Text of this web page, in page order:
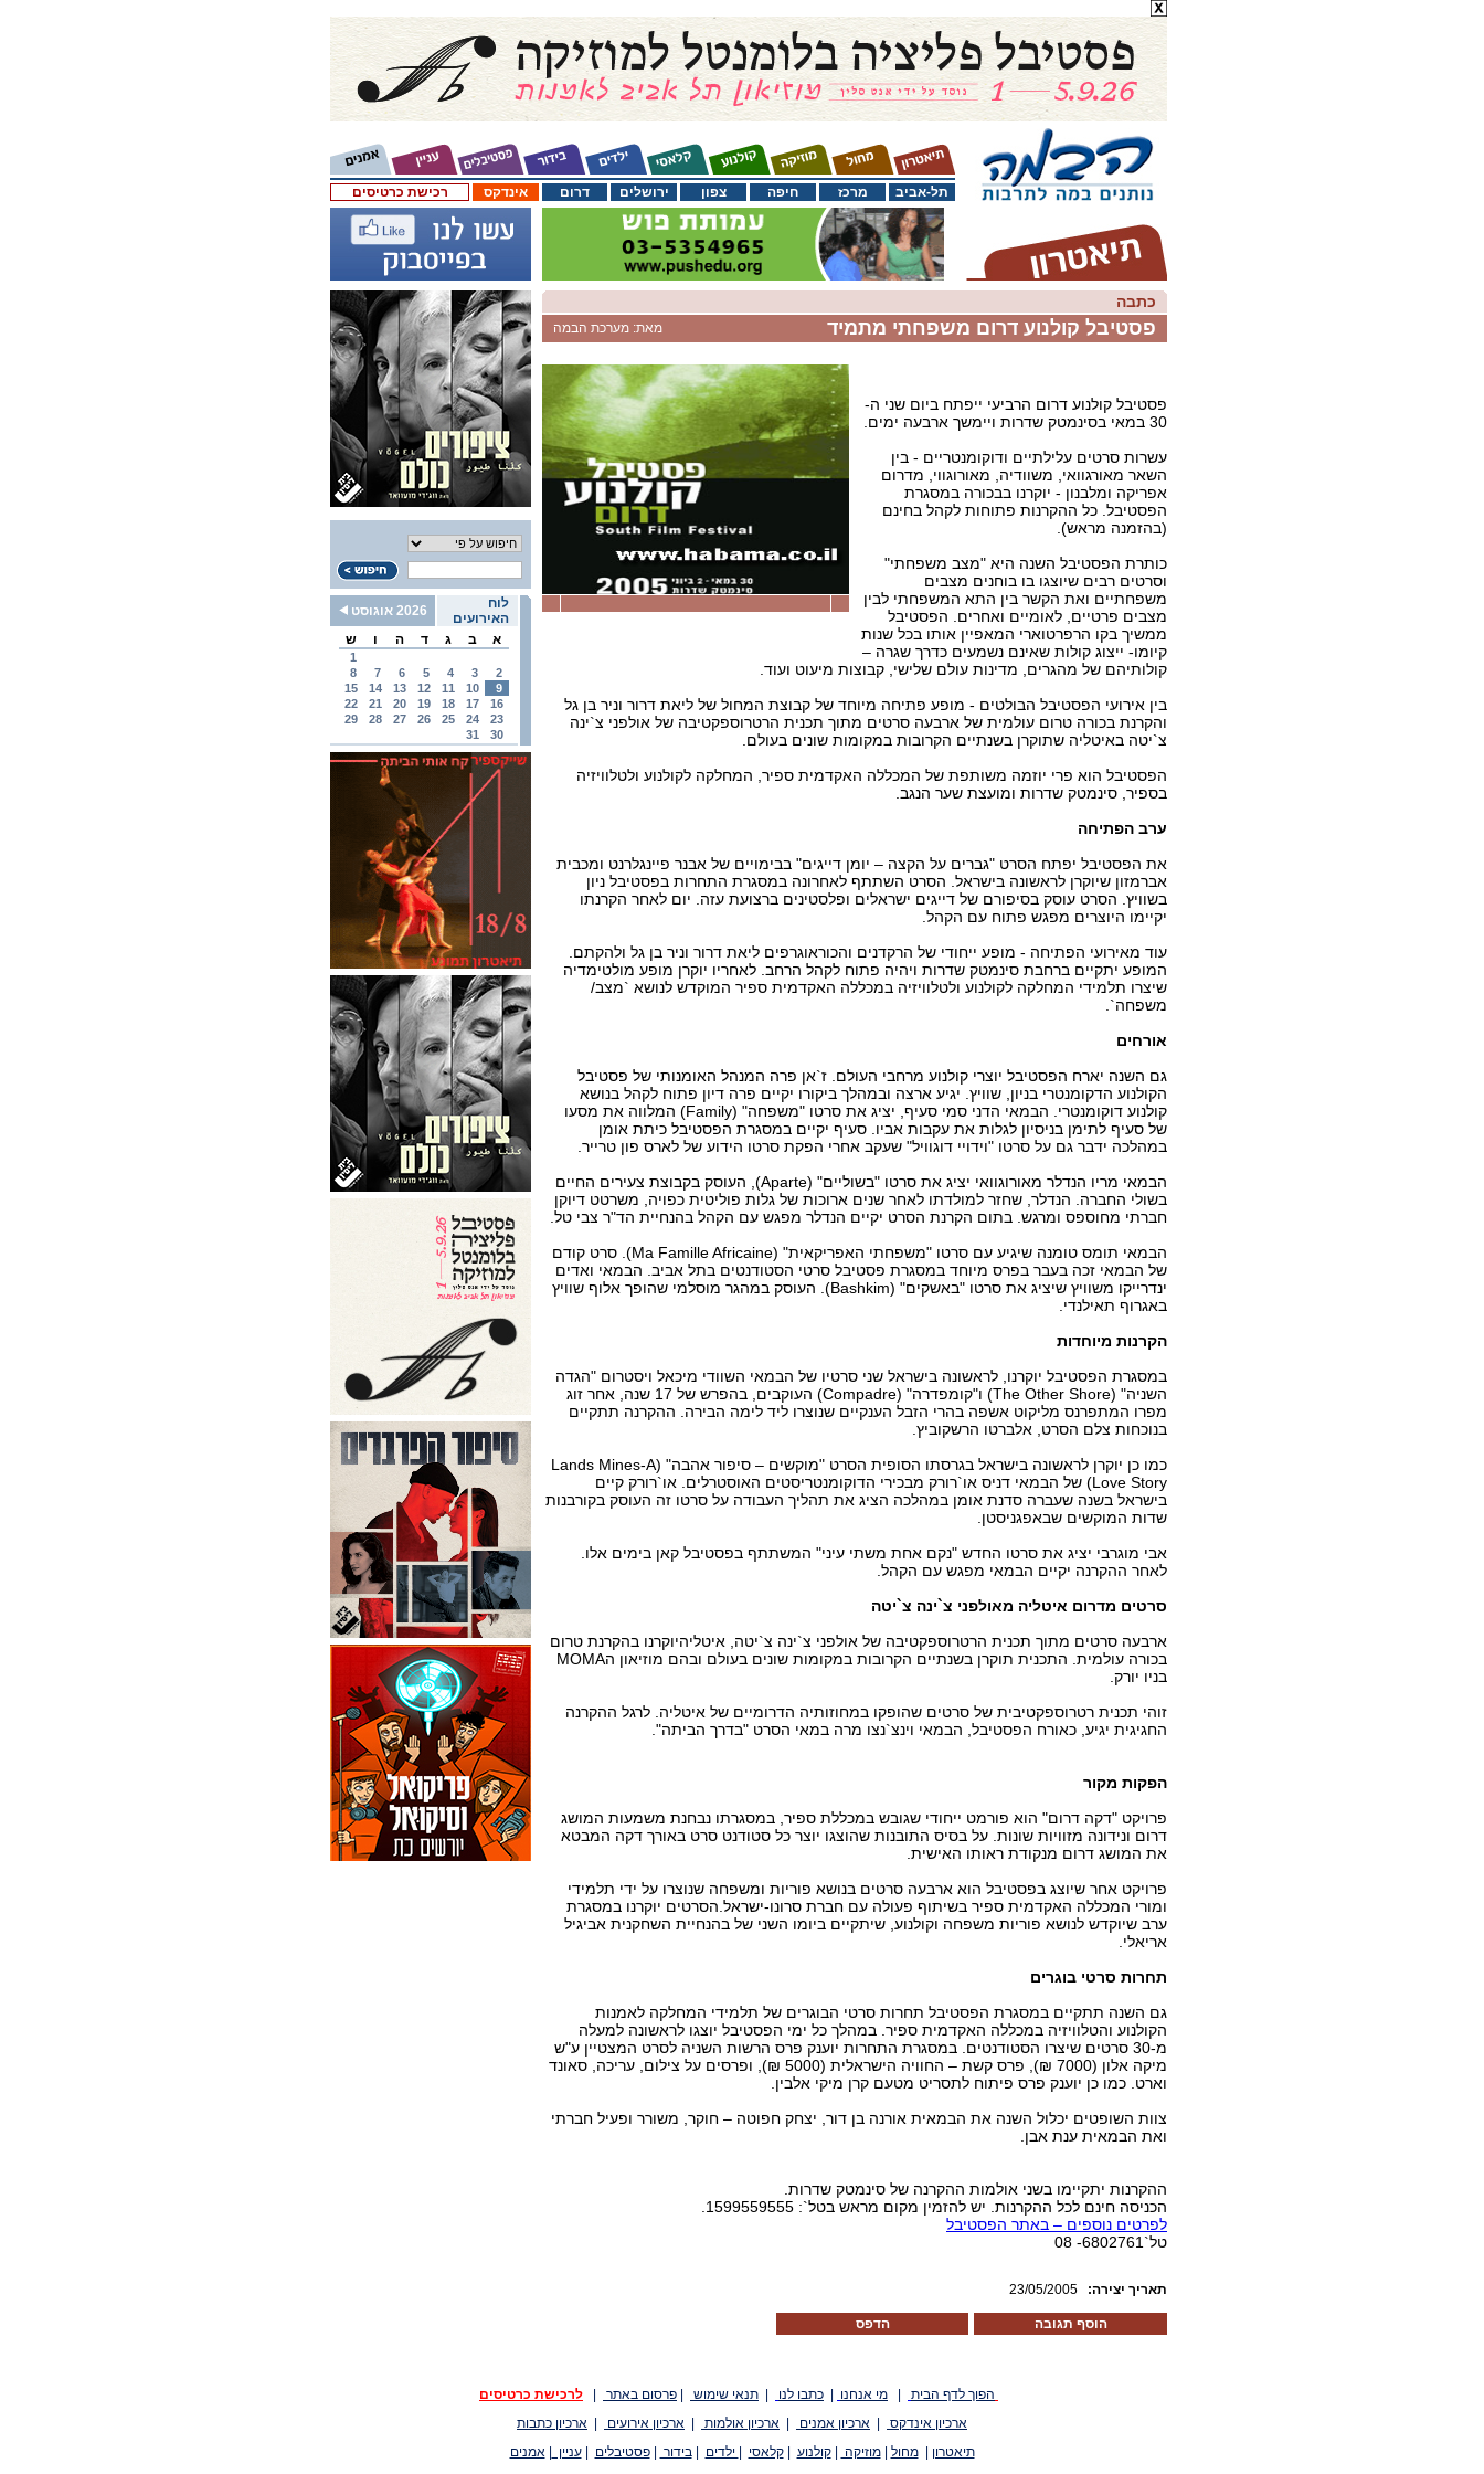
רכישת כרטיסים אינדקס דרום ירושלים צפון חיפה מרכז תל-אביב
לוח
האירועים
2026 אוגוסט
א
ב ג ד ה ו ש
1
2
3
4
5
6
7
8
9
10
11
12
13
14
15
16
17
18
19
20
21
22
23
24
25
26
27
28
29
30
31
כתבה
מאת: מערכת הבמה פסטיבל קולנוע דרום משפחתי מתמיד
פסטיבל קולנוע דרום הרביעי ייפתח ביום שני ה-
30 במאי בסינמטק שדרות ויימשך ארבעה ימים.
עשרות סרטים עלילתיים ודוקומנטריים - בין
השאר מאורגוואי, משוודיה, מאורוגווי, מדרום
אפריקה ומלבנון - יוקרנו בבכורה במסגרת
הפסטיבל. כל ההקרנות פתוחות לקהל בחינם
(בהזמנה מראש).
כותרת הפסטיבל השנה היא "מצב משפחתי"
וסרטים רבים שיוצגו בו בוחנים מצבים
משפחתיים ואת הקשר בין התא המשפחתי לבין
מצבים פרטיים, לאומיים ואחרים. הפסטיבל
ממשיך בקו הרפרטוארי המאפיין אותו בכל שנות
קיומו- ייצוג קולות שאינם נשמעים כדרך שגרה –
קולותיהם של מהגרים, מדינות עולם שלישי, קבוצות מיעוט ועוד.
בין אירועי הפסטיבל הבולטים - מופע פתיחה מיוחד של קבוצת המחול של ליאת דרור וניר בן גל
והקרנת בכורה טרום עולמית של ארבעה סרטים מתוך תכנית הרטרוספקטיבה של אולפני צ`ינה
צ`יטה באיטליה שתוקרן בשנתיים הקרובות במקומות שונים בעולם.
הפסטיבל הוא פרי יוזמה משותפת של המכללה האקדמית ספיר, המחלקה לקולנוע ולטלוויזיה
בספיר, סינמטק שדרות ומועצת שער הנגב.
ערב הפתיחה
את הפסטיבל יפתח הסרט "גברים על הקצה – יומן דייגים" בבימויים של אבנר פיינגלרנט ומכבית
אברמזון שיוקרן לראשונה בישראל. הסרט השתתף לאחרונה במסגרת התחרות בפסטיבל ניון
בשוויץ. הסרט עוסק בסיפורם של דייגים ישראלים ופלסטינים ברצועת עזה. יום לאחר הקרנתו
יקיימו היוצרים מפגש פתוח עם הקהל.
עוד מאירועי הפתיחה - מופע ייחודי של הרקדנים והכוראוגרפים ליאת דרור וניר בן גל ולהקתם.
המופע יתקיים ברחבת סינמטק שדרות ויהיה פתוח לקהל הרחב. לאחריו יוקרן מופע מולטימדיה
שיצרו תלמידי המחלקה לקולנוע ולטלוויזיה במכללה האקדמית ספיר המוקדש לנושא `מצב/
משפחה`.
אורחים
גם השנה יארח הפסטיבל יוצרי קולנוע מרחבי העולם. ז`אן פרה המנהל האומנותי של פסטיבל
הקולנוע הדקומנטרי בניון, שוויץ. יגיע ארצה ובמהלך ביקורו יקיים פרה דיון פתוח לקהל בנושא
קולנוע דוקומנטרי. הבמאי הדני סמי סעיף, יציג את סרטו "משפחה" (Family) המלווה את מסעו
של סעיף לתימן בניסיון לגלות את עקבות אביו. סעיף יקיים במסגרת הפסטיבל כיתת אומן
במהלכה ידבר גם על סרטו "וידויי דוגוויל" שעקב אחרי הפקת סרטו הידוע של לארס פון טרייר.
הבמאי מריו הנדלר מאורוגוואי יציג את סרטו "בשוליים" (Aparte), העוסק בקבוצת צעירים החיים
בשולי החברה. הנדלר, שחזר למולדתו לאחר שנים ארוכות של גלות פוליטית כפויה, משרטט דיוקן
חברתי מחוספס ומרגש. בתום הקרנת הסרט יקיים הנדלר מפגש עם הקהל בהנחיית הד"ר צבי טל.
הבמאי תומס טומנה שיגיע עם סרטו "משפחתי האפריקאית" (Ma Famille Africaine). סרט קודם
של הבמאי זכה בעבר בפרס מיוחד במסגרת פסטיבל סרטי הסטודנטים בתל אביב. הבמאי ואדים
ינדרייקו משוויץ שיציג את סרטו "באשקים" (Bashkim). העוסק במהגר מוסלמי שהופך אלוף שוויץ
באגרוף תאילנדי.
הקרנות מיוחדות
במסגרת הפסטיבל יוקרנו, לראשונה בישראל שני סרטיו של הבמאי השוודי מיכאל ויסטרום "הגדה
השניה" (The Other Shore) ו"קומפדרה" (Compadre) העוקבים, בהפרש של 17 שנה, אחר זוג
מפרו המתפרנס מליקוט אשפה בהרי הזבל הענקיים שנוצרו ליד לימה הבירה. ההקרנה תתקיים
בנוכחות צלם הסרט, אלברטו הרשקוביץ.
כמו כן יוקרן לראשונה בישראל בגרסתו הסופית הסרט "מוקשים – סיפור אהבה" (Lands Mines-A
Love Story) של הבמאי דניס או`רורק מבכירי הדוקומנטריסטים האוסטרלים. או`רורק קיים
בישראל בשנה שעברה סדנת אומן במהלכה הציג את תהליך העבודה על סרטו זה העוסק בקורבנות
שדות המוקשים שבאפגניסטן.
אבי מוגרבי יציג את סרטו החדש "נקם אחת משתי עיני" המשתתף בפסטיבל קאן בימים אלו.
לאחר ההקרנה יקיים הבמאי מפגש עם הקהל.
סרטים מדרום איטליה מאולפני צ`ינה צ`יטה
ארבעה סרטים מתוך תכנית הרטרוספקטיבה של אולפני צ`ינה צ`יטה, איטליהיוקרנו בהקרנת טרום
בכורה עולמית. התכנית תוקרן בשנתיים הקרובות במקומות שונים בעולם ובהם מוזיאון הMOMA
בניו יורק.
זוהי תכנית רטרוספקטיבית של סרטים שהופקו במחוזותיה הדרומיים של איטליה. לרגל ההקרנה
החגיגית יגיע, כאורח הפסטיבל, הבמאי וינצ`נצו מרה במאי הסרט "בדרך הביתה".
הפקות מקור
פרויקט "דקה דרום" הוא פורמט ייחודי שגובש במכללת ספיר, במסגרתו נבחנת משמעות המושג
דרום ונידונה מזוויות שונות. על בסיס התובנות שהוצגו יוצר כל סטודנט סרט באורך דקה המבטא
את המושג דרום מנקודת ראותו האישית.
פרויקט אחר שיוצג בפסטיבל הוא ארבעה סרטים בנושא פוריות ומשפחה שנוצרו על ידי תלמידי
ומורי המכללה האקדמית ספיר בשיתוף פעולה עם חברת סרונו-ישראל.הסרטים יוקרנו במסגרת
ערב שיוקדש לנושא פוריות משפחה וקולנוע, שיתקיים ביומו השני של בהנחיית השחקנית אביגיל
אריאלי.
תחרות סרטי בוגרים
גם השנה תתקיים במסגרת הפסטיבל תחרות סרטי הבוגרים של תלמידי המחלקה לאמנות
הקולנוע והטלוויזיה במכללה האקדמית ספיר. במהלך כל ימי הפסטיבל יוצגו לראשונה למעלה
מ-30 סרטים שיצרו הסטודנטים. במסגרת התחרות יוענק פרס הרשות השניה לסרט המצטיין ע"ש
מיקה אלון (7000 ₪), פרס קשת – החוויה הישראלית (5000 ₪), ופרסים על צילום, עריכה, סאונד
וארט. כמו כן יוענק פרס פיתוח לתסריט מטעם קרן מיקי אלבין.
צוות השופטים יכלול השנה את הבמאית אורנה בן דור, יצחק חפוטה – חוקר, משורר ופעיל חברתי
ואת הבמאית ענת אבן.
ההקרנות יתקיימו בשני אולמות ההקרנה של סינמטק שדרות.
הכניסה חינם לכל ההקרנות. יש להזמין מקום מראש בטל`: 1599559555.
לפרטים נוספים – באתר הפסטיבל
טל`6802761- 08
23/05/2005 :תאריך יצירה
הדפס הוסף תגובה
הפוך לדף הבית מי אנחנו כתבו לנו תנאי שימוש פרסום באתר
לרכישת כרטיסים
ארכיון אינדקס
ארכיון אמנים ארכיון אולמות ארכיון אירועים
ארכיון כתבות
תיאטרון
|מחול |מוזיקה |קולנוע |קלאסי ילדים |בידור |פסטיבלים |עניין |אמנים